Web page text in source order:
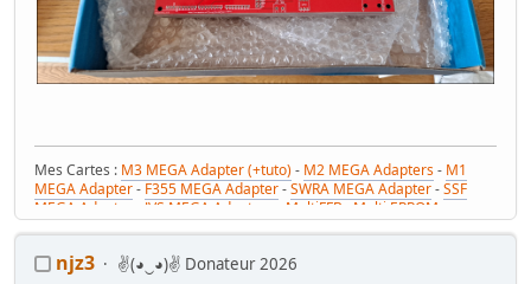
Mes Cartes : M3 MEGA Adapter (+tuto) - M2 MEGA Adapters- M1
MEGA Adapter- F355 MEGA Adapter-SWRA MEGA Adapter-SSF
MEGA Adapter
JVS MEGA Adapters
MultiFFB : Multi EPROM pour
Driveboard SEGA-M2toM3-Coin Tower Mini-VR Button Panel
RaceCab Multi sur Initial D-Daytona 2 & Sega Rally 2 sur cab Scud
njz3 ✌(◕‿◕)✌ Donateur 2026